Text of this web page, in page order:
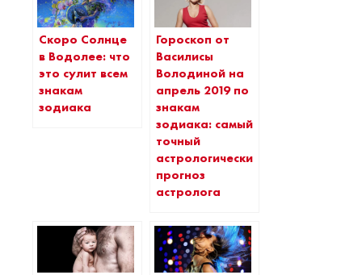
Скоро Солнце
в Водолее: что
это сулит всем
знакам
зодиака
Гороскоп от
Василисы
Володиной на
апрель 2019 по
знакам
зодиака: самый
точный
астрологический
прогноз
астролога